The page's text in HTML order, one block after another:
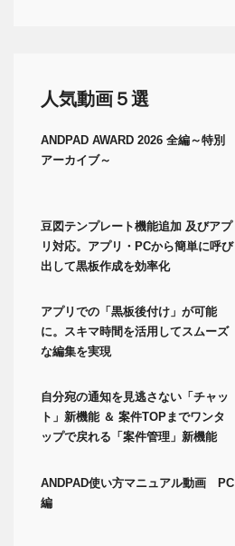
人気動画５選
ANDPAD AWARD 2026 全編～特別
アーカイブ～
豆図テンプレート機能追加 及びアプ
リ対応。アプリ・PCから簡単に呼び
出して黒板作成を効率化
アプリでの「黒板後付け」が可能
に。スキマ時間を活用してスムーズ
な編集を実現
自分宛の通知を見逃さない「チャッ
ト」新機能 ＆ 案件TOPまでワンタ
ップで戻れる「案件管理」新機能
ANDPAD使い方マニュアル動画 PC
編